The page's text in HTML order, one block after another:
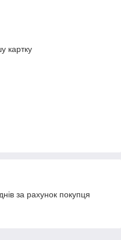
картку
за рахунок покупця